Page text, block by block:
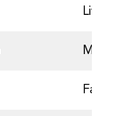
Livio
Max